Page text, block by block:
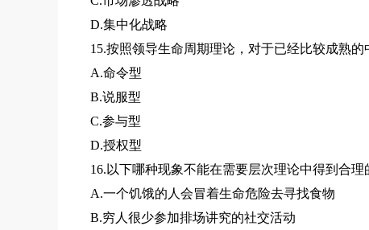
D.集中化战略
15.按照领导生命周期理论，对于已经比较成熟
A.命令型
B.说服型
C.参与型
D.授权型
16.以下哪种现象不能在需要层次理论中得到合理
A.一个饥饿的人会冒着生命危险去寻找食物
B.穷人很少参加排场讲究的社交活动